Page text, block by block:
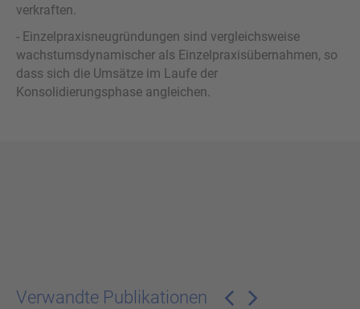
verkraften.
- Einzelpraxisneugründungen sind vergleichsweise
wachstumsdynamischer als Einzelpraxisübernahmen, so
dass sich die Umsätze im Laufe der
Konsolidierungsphase angleichen.
Verwandte Publikationen